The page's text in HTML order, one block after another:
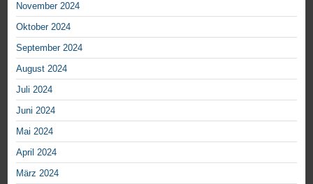
November 2024
Oktober 2024
September 2024
August 2024
Juli 2024
Juni 2024
Mai 2024
April 2024
März 2024